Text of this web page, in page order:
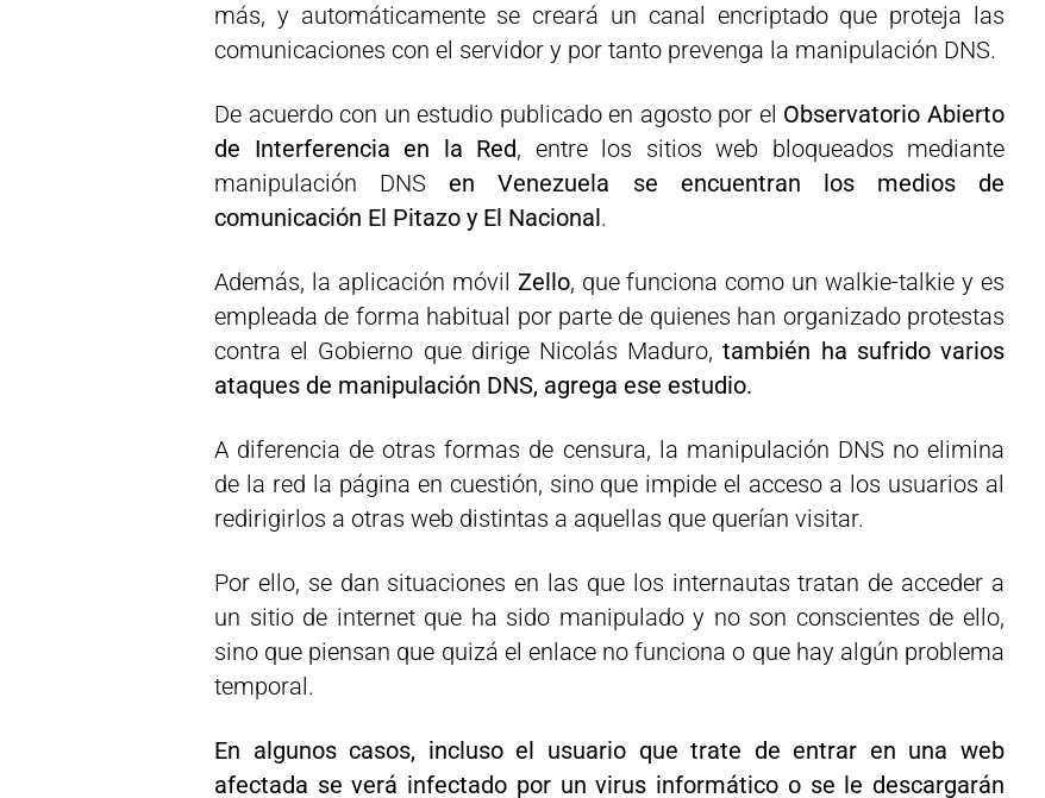
más, y automáticamente se creará un canal encriptado que proteja las
comunicaciones con el servidor y por tanto prevenga la manipulación DNS.
De acuerdo con un estudio publicado en agosto por el Observatorio Abierto
de Interferencia en la Red, entre los sitios web bloqueados mediante
manipulación DNS en Venezuela se encuentran los medios de
comunicación El Pitazo y El Nacional .
Además, la aplicación móvil Zello, que funciona como un walkie-talkie y es
empleada de forma habitual por parte de quienes han organizado protestas
contra el Gobierno que dirige Nicolás Maduro,también ha sufrido varios
ataques de manipulación DNS, agrega ese estudio.
A diferencia de otras formas de censura, la manipulación DNS no elimina
de la red la página en cuestión, sino que impide el acceso a los usuarios al
redirigirlos a otras web distintas a aquellas que querían visitar.
Por ello, se dan situaciones en las que los internautas tratan de acceder a
un sitio de internet que ha sido manipulado y no son conscientes de ello,
sino que piensan que quizá el enlace no funciona o que hay algún problema
temporal.
En algunos casos, incluso el usuario que trate de entrar en una web
afectada se verá infectado por un virus informático o se le descargarán